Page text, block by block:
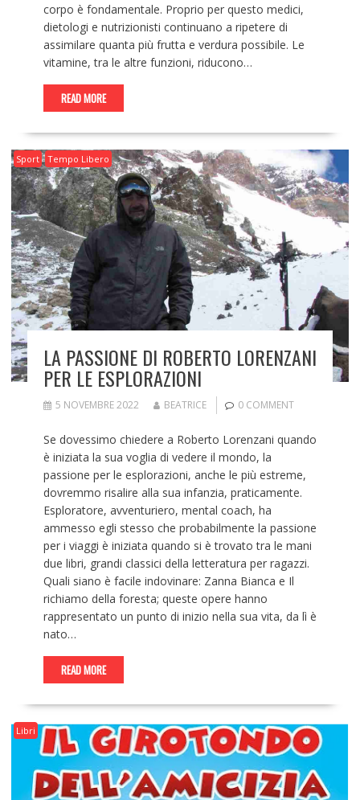
corpo è fondamentale. Proprio per questo medici,
dietologi e nutrizionisti continuano a ripetere di
assimilare quanta più frutta e verdura possibile. Le
vitamine, tra le altre funzioni, riducono…
READ MORE
Sport Tempo Libero
LA PASSIONE DI ROBERTO LORENZANI
PER LE ESPLORAZIONI
5 NOVEMBRE 2022 BEATRICE 0 COMMENT
Se dovessimo chiedere a Roberto Lorenzani quando
è iniziata la sua voglia di vedere il mondo, la
passione per le esplorazioni, anche le più estreme,
dovremmo risalire alla sua infanzia, praticamente.
Esploratore, avventuriero, mental coach, ha
ammesso egli stesso che probabilmente la passione
per i viaggi è iniziata quando si è trovato tra le mani
due libri, grandi classici della letteratura per ragazzi.
Quali siano è facile indovinare: Zanna Bianca e Il
richiamo della foresta; queste opere hanno
rappresentato un punto di inizio nella sua vita, da lì è
nato…
READ MORE
Libri